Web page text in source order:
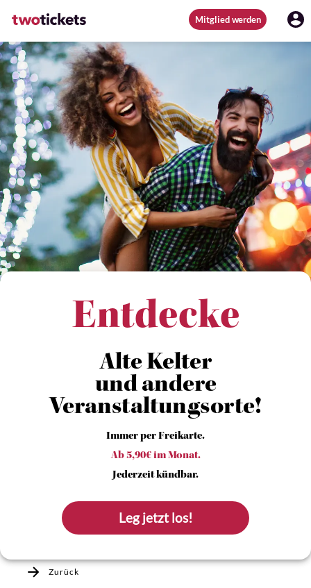
Mitglied werden
Entdecke
Alte Kelter
und andere
Veranstaltungsorte!
Immer per Freikarte.
Ab 5,90€ im Monat.
Jederzeit kündbar.
Leg jetzt los!
Zurück